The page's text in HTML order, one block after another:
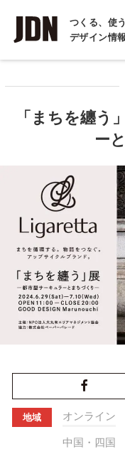
つくる、使
デザイン情
インタビュー
COLUMN
「まちを纏
ー
地域 オンライン
中国・四国